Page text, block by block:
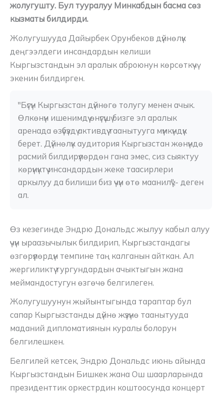
жолугушту. Бул тууралуу Минкабдын басма сөз
кызматы билдирди.
Жолугушууда Дайырбек Орунбеков дүйнөлүк
деңгээлдеги инсандардын келиши
Кыргызстандын эл аралык аброюнун көрсөткүчү
экенин билдирген.
"Бүгүн Кыргызстан дүйнөгө толугу менен ачык.
Өлкөнүн ишенимдүү өнүгүшү бизге эл аралык
аренада өзүбүздү активдүү таанытууга мүмкүндүк
берет. Дүйнөлүк аудитория Кыргызстан жөнүндө
расмий билдирүүлөрдөн гана эмес, сиз сыяктуу
көрүнүктүү инсандардын жеке таасирлери
аркылуу да билиши биз үчүн өтө маанилүү",- деген
ал.
Өз кезегинде Эндрю Дональдс жылуу кабыл алуу
үчүн ыраазычылык билдирип, Кыргызстандагы
өзгөрүүлөрдүн темпине таң калганын айткан. Ал
жергиликтүү тургундардын ачыктыгын жана
меймандостугун өзгөчө белгилеген.
Жолугушуунун жыйынтыгында тараптар бул
сапар Кыргызстанды дүйнө жүзүнө таанытууда
маданий дипломатиянын куралы болорун
белгилешкен.
Белгилей кетсек, Эндрю Дональдс июнь айында
Кыргызстандын Бишкек жана Ош шаарларында
президенттик оркестрдин коштоосунда концерт